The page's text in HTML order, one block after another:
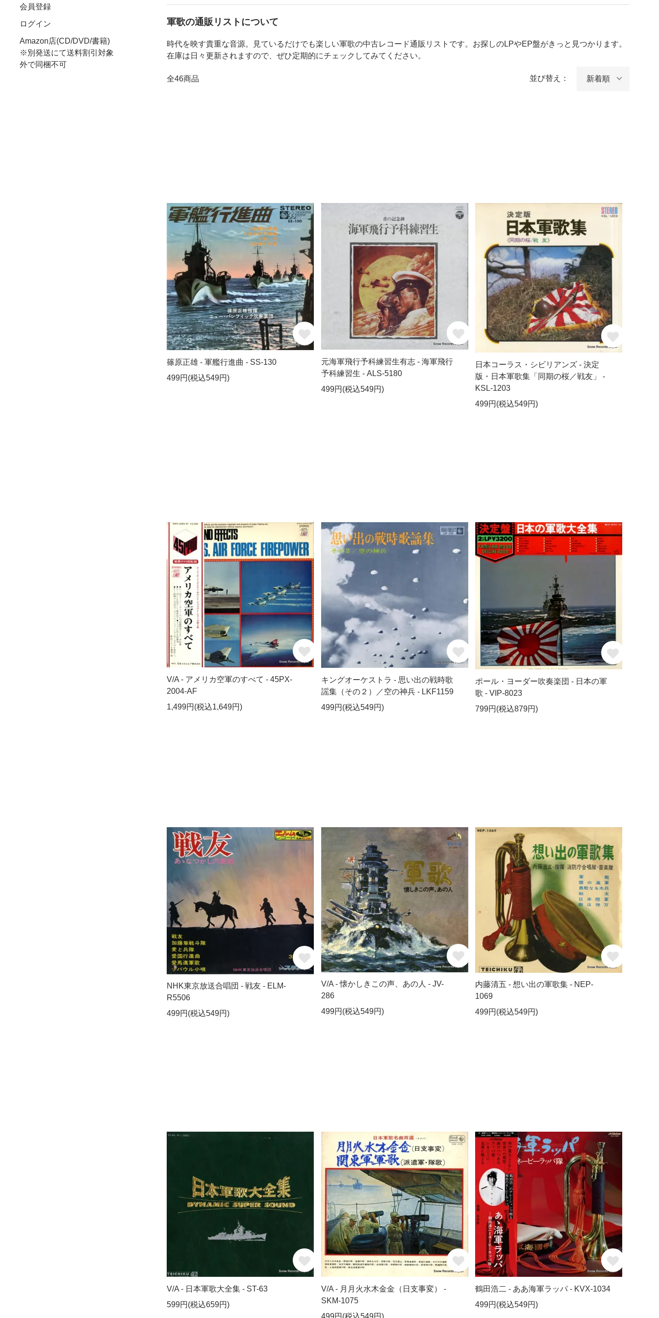
会員登録
ログイン
Amazon店(CD/DVD/書籍)
※別発送にて送料割引対象
外で同梱不可
軍歌の通販リストについて
時代を映す貴重な音源。見ているだけでも楽しい軍歌の中古レコード通販リストです。お探しのLPやEP盤がきっと見つかります。
在庫は日々更新されますので、ぜひ定期的にチェックしてみてください。
全46商品 並び替え：
篠原正雄 - 軍艦行進曲 - SS-130
499円(税込549円)
元海軍飛行予科練習生有志 - 海軍飛行
予科練習生 - ALS-5180
499円(税込549円)
日本コーラス・シビリアンズ - 決定
版・日本軍歌集「同期の桜／戦友」 -
KSL-1203
499円(税込549円)
V/A - アメリカ空軍のすべて - 45PX-
2004-AF
1,499円(税込1,649円)
キングオーケストラ - 思い出の戦時歌
謡集（その２）／空の神兵 - LKF1159
499円(税込549円)
ポール・ヨーダー吹奏楽団 - 日本の軍
歌 - VIP-8023
799円(税込879円)
NHK東京放送合唱団 - 戦友 - ELM-
R5506
499円(税込549円)
V/A - 懐かしきこの声、あの人 - JV-
286
499円(税込549円)
内藤清五 - 想い出の軍歌集 - NEP-
1069
499円(税込549円)
V/A - 日本軍歌大全集 - ST-63
599円(税込659円)
V/A - 月月火水木金金（日支事変） -
SKM-1075
499円(税込549円)
鶴田浩二 - ああ海軍ラッパ - KVX-1034
499円(税込549円)